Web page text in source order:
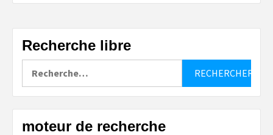
Recherche libre
moteur de recherche